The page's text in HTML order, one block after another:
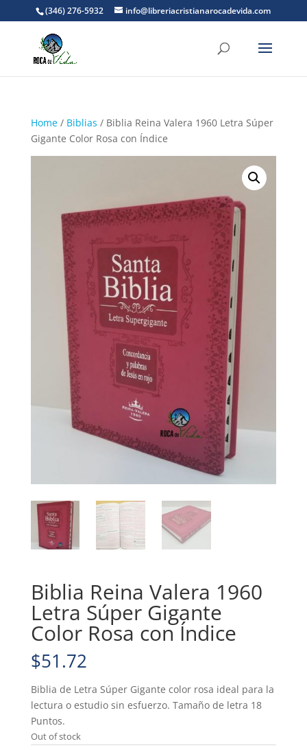
(346) 276-5932 info@libreriacristianarocadevida.com
Home/ Biblias / Biblia Reina Valera 1960 Letra Súper
Gigante Color Rosa con Índice
Biblia Reina Valera 1960
Letra Súper Gigante
Color Rosa con Índice
$51.72
Biblia de Letra Súper Gigante color rosa ideal para la
lectura o estudio sin esfuerzo. Tamaño de letra 18
Puntos.
Out of stock